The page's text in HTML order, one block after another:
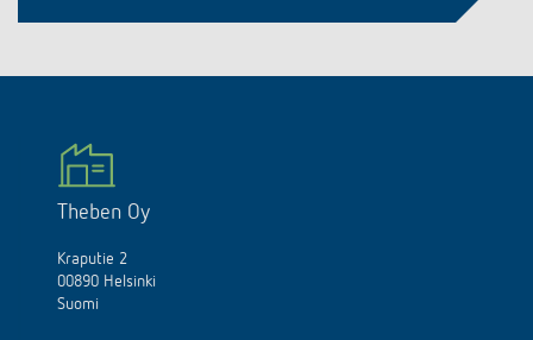
Theben Oy
Kraputie 2
00890 Helsinki
Suomi